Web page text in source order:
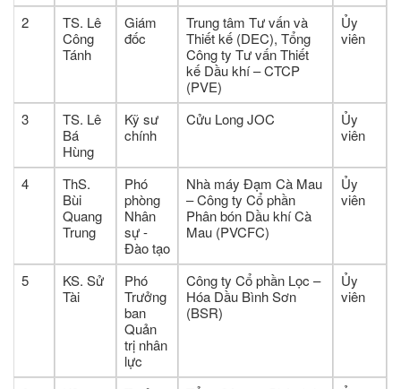
2
TS. Lê
Công
Tánh
Giám
đốc
Trung tâm Tư vấn và
Thiết kế (DEC), Tổng
Công ty Tư vấn Thiết
kế Dầu khí – CTCP
(PVE)
Ủy
viên
3
TS. Lê
Bá
Hùng
Kỹ sư
chính
Cửu Long JOC
Ủy
viên
4
ThS.
Bùi
Quang
Trung
Phó
phòng
Nhân
sự -
Đào tạo
Nhà máy Đạm Cà Mau
– Công ty Cổ phần
Phân bón Dầu khí Cà
Mau (PVCFC)
Ủy
viên
5
KS. Sử
Tài
Phó
Trưởng
ban
Quản
trị nhân
lực
Công ty Cổ phần Lọc –
Hóa Dầu Bình Sơn
(BSR)
Ủy
viên